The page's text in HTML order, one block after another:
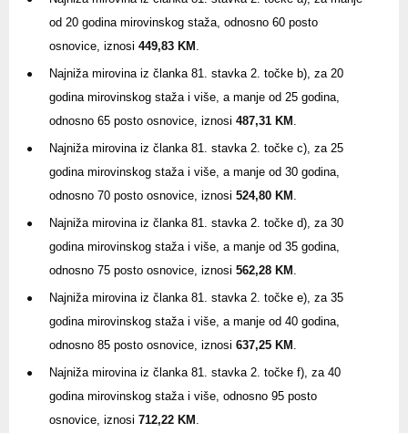
od 20 godina mirovinskog staža, odnosno 60 posto
osnovice, iznosi 449,83 KM .
Najniža mirovina iz članka 81. stavka 2. točke b), za 20
godina mirovinskog staža i više, a manje od 25 godina,
odnosno 65 posto osnovice, iznosi 487,31 KM .
Najniža mirovina iz članka 81. stavka 2. točke c), za 25
godina mirovinskog staža i više, a manje od 30 godina,
odnosno 70 posto osnovice, iznosi 524,80 KM .
Najniža mirovina iz članka 81. stavka 2. točke d), za 30
godina mirovinskog staža i više, a manje od 35 godina,
odnosno 75 posto osnovice, iznosi 562,28 KM .
Najniža mirovina iz članka 81. stavka 2. točke e), za 35
godina mirovinskog staža i više, a manje od 40 godina,
odnosno 85 posto osnovice, iznosi 637,25 KM .
Najniža mirovina iz članka 81. stavka 2. točke f), za 40
godina mirovinskog staža i više, odnosno 95 posto
osnovice, iznosi 712,22 KM .